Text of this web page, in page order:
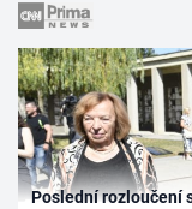
Poslední rozloučení